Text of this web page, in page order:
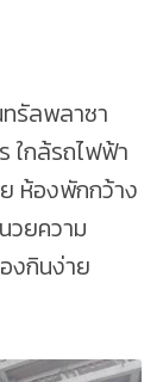
ทรัลพลาซา
ใกล้รถไฟฟ้า
ห้องพักกว้าง
วยความ
งกินง่าย